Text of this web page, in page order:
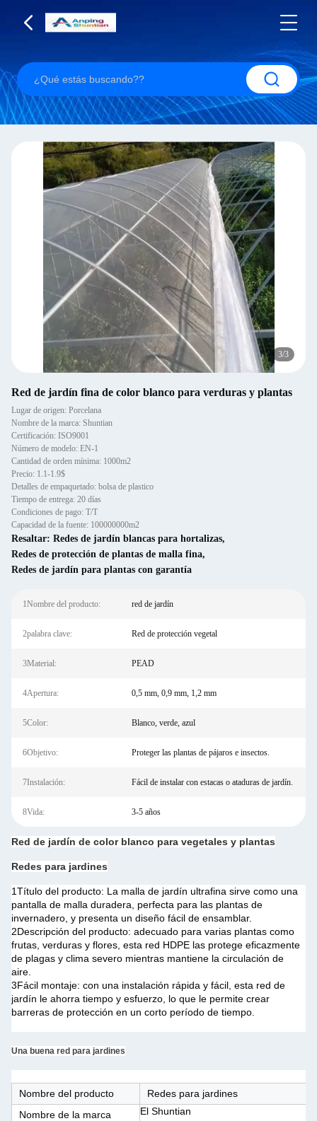
3/3
Red de jardín fina de color blanco para verduras y plantas
Lugar de origen: Porcelana
Nombre de la marca: Shuntian
Certificación: ISO9001
Número de modelo: EN-1
Cantidad de orden mínima: 1000m2
Precio: 1.1-1.9$
Detalles de empaquetado: bolsa de plastico
Tiempo de entrega: 20 días
Condiciones de pago: T/T
Capacidad de la fuente: 100000000m2
Resaltar: Redes de jardín blancas para hortalizas,
Redes de protección de plantas de malla fina,
Redes de jardín para plantas con garantía
1Nombre del producto: red de jardín
2palabra clave: Red de protección vegetal
3Material: PEAD
4Apertura: 0,5 mm, 0,9 mm, 1,2 mm
5Color: Blanco, verde, azul
6Objetivo: Proteger las plantas de pájaros e insectos.
7Instalación: Fácil de instalar con estacas o ataduras de jardín.
8Vida: 3-5 años
Red de jardín de color blanco para vegetales y plantas
Redes para jardines
1Título del producto: La malla de jardín ultrafina sirve como una
pantalla de malla duradera, perfecta para las plantas de
invernadero, y presenta un diseño fácil de ensamblar.
2Descripción del producto: adecuado para varias plantas como
frutas, verduras y flores, esta red HDPE las protege eficazmente
de plagas y clima severo mientras mantiene la circulación de
aire.
3Fácil montaje: con una instalación rápida y fácil, esta red de
jardín le ahorra tiempo y esfuerzo, lo que le permite crear
barreras de protección en un corto período de tiempo.
Una buena red para jardines
Nombre del producto
Redes para jardines
Nombre de la marca
El Shuntian